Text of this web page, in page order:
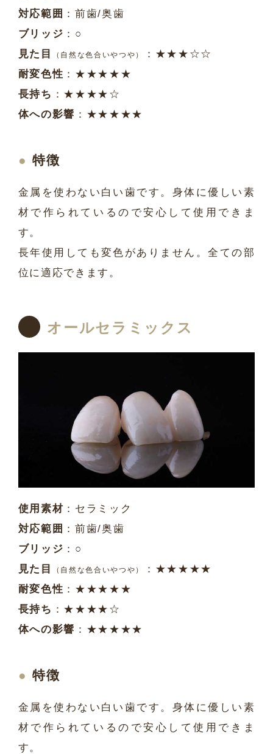
対応範囲 ：前歯/奥歯
ブリッジ ：○
見た目
（自然な色合いやつや）
：★★★☆☆
耐変色性 ：★★★★★
長持ち ：★★★★☆
体への影響 ：★★★★★
特徴
金属を使わない白い歯です。身体に優しい素
材で作られているので安心して使用できま
す。
長年使用しても変色がありません。全ての部
位に適応できます。
オールセラミックス
使用素材 ：セラミック
対応範囲 ：前歯/奥歯
ブリッジ ：○
見た目
（自然な色合いやつや）
：★★★★★
耐変色性 ：★★★★★
長持ち ：★★★★☆
体への影響 ：★★★★★
特徴
金属を使わない白い歯です。身体に優しい素
材で作られているので安心して使用できま
す。